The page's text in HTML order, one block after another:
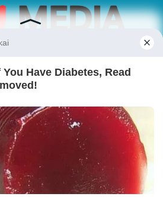
menyajikan berita aktual dan
dari sumber yang tepat.
Kabarbaru